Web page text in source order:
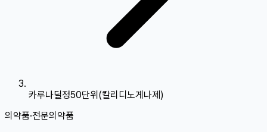
카루나딜정50단위(칼리디노게나제)
의약품·전문의약품